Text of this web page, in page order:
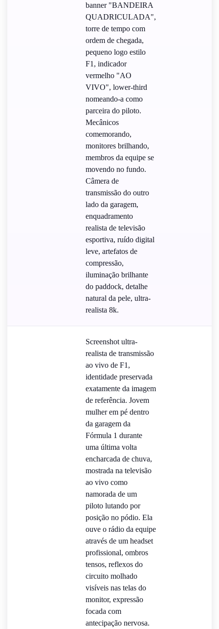
banner "BANDEIRA
QUADRICULADA",
torre de tempo com
ordem de chegada,
pequeno logo estilo
F1, indicador
vermelho "AO
VIVO", lower-third
nomeando-a como
parceira do piloto.
Mecânicos
comemorando,
monitores brilhando,
membros da equipe se
movendo no fundo.
Câmera de
transmissão do outro
lado da garagem,
enquadramento
realista de televisão
esportiva, ruído digital
leve, artefatos de
compressão,
iluminação brilhante
do paddock, detalhe
natural da pele, ultra-
realista 8k.
Screenshot ultra-
realista de transmissão
ao vivo de F1,
identidade preservada
exatamente da imagem
de referência. Jovem
mulher em pé dentro
da garagem da
Fórmula 1 durante
uma última volta
encharcada de chuva,
mostrada na televisão
ao vivo como
namorada de um
piloto lutando por
posição no pódio. Ela
ouve o rádio da equipe
através de um headset
profissional, ombros
tensos, reflexos do
circuito molhado
visíveis nas telas do
monitor, expressão
focada com
antecipação nervosa.